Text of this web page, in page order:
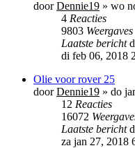
doorDennie19 » wo
4 Reacties
9803 Weergaves
Laatste bericht
di feb 06, 2018
Olie voor rover 25
doorDennie19 » do
12 Reacties
16072
Laatste bericht
za jan 27, 2018